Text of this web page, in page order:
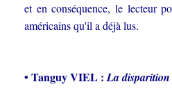
et en conséquence, le lecteur
américains qu'il a déjà lus.
• Tanguy VIEL :La